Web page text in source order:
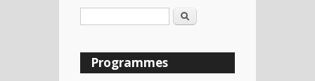
Formulaire de recherche
Rechercher
Programmes